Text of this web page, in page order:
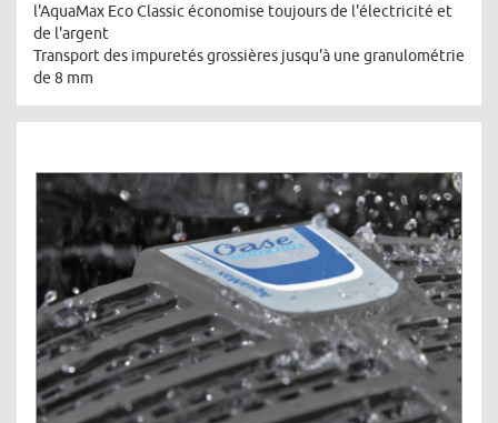
l'AquaMax Eco Classic économise toujours de l'électricité et
de l'argent
Transport des impuretés grossières jusqu'à une granulométrie
de 8 mm